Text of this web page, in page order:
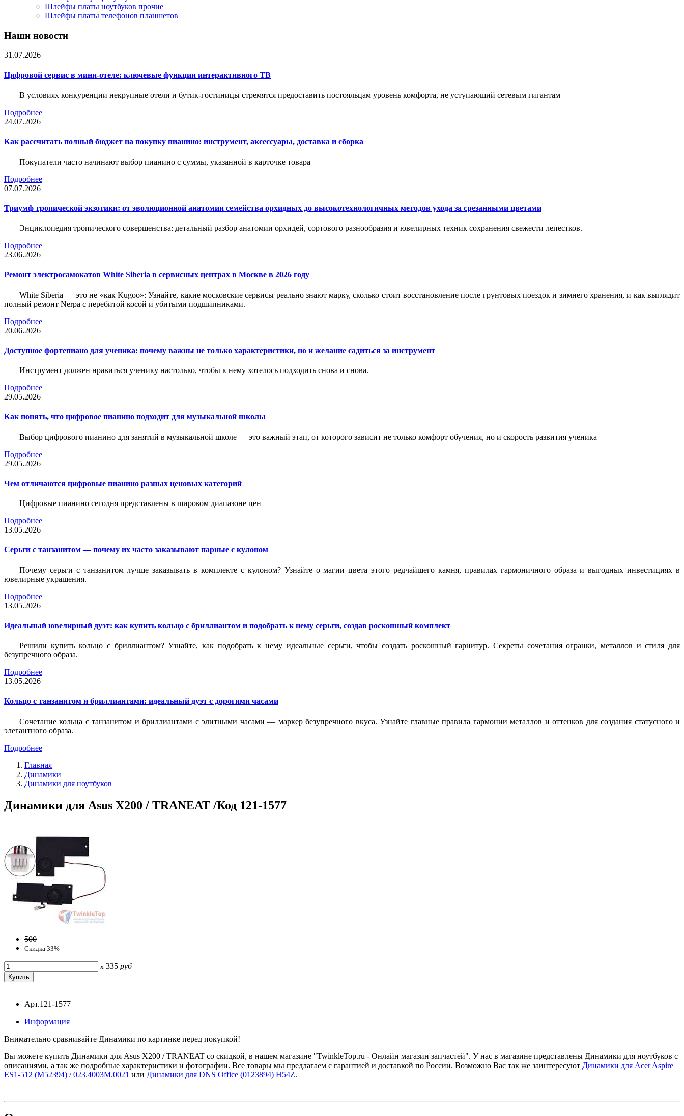
Шлейфы платы ноутбуков прочие
Шлейфы платы телефонов планшетов
Наши новости
31.07.2026
Цифровой сервис в мини-отеле: ключевые функции интерактивного ТВ
В условиях конкуренции некрупные отели и бутик-гостиницы стремятся предоставить постояльцам уровень комфорта, не уступающий сетевым гигантам
Подробнее
24.07.2026
Как рассчитать полный бюджет на покупку пианино: инструмент, аксессуары, доставка и сборка
Покупатели часто начинают выбор пианино с суммы, указанной в карточке товара
Подробнее
07.07.2026
Триумф тропической экзотики: от эволюционной анатомии семейства орхидных до высокотехнологичных методов ухода за срезанными цветами
Энциклопедия тропического совершенства: детальный разбор анатомии орхидей, сортового разнообразия и ювелирных техник сохранения свежести лепестков.
Подробнее
23.06.2026
Ремонт электросамокатов White Siberia в сервисных центрах в Москве в 2026 году
White Siberia — это не «как Kugoo»: Узнайте, какие московские сервисы реально знают марку, сколько стоит восстановление после грунтовых поездок и зимнего хранения, и как выглядит
полный ремонт Nerpa с перебитой косой и убитыми подшипниками.
Подробнее
20.06.2026
Доступное фортепиано для ученика: почему важны не только характеристики, но и желание садиться за инструмент
Инструмент должен нравиться ученику настолько, чтобы к нему хотелось подходить снова и снова.
Подробнее
29.05.2026
Как понять, что цифровое пианино подходит для музыкальной школы
Выбор цифрового пианино для занятий в музыкальной школе — это важный этап, от которого зависит не только комфорт обучения, но и скорость развития ученика
Подробнее
29.05.2026
Чем отличаются цифровые пианино разных ценовых категорий
Цифровые пианино сегодня представлены в широком диапазоне цен
Подробнее
13.05.2026
Серьги с танзанитом — почему их часто заказывают парные с кулоном
Почему серьги с танзанитом лучше заказывать в комплекте с кулоном? Узнайте о магии цвета этого редчайшего камня, правилах гармоничного образа и выгодных инвестициях в
ювелирные украшения.
Подробнее
13.05.2026
Идеальный ювелирный дуэт: как купить кольцо с бриллиантом и подобрать к нему серьги, создав роскошный комплект
Решили купить кольцо с бриллиантом? Узнайте, как подобрать к нему идеальные серьги, чтобы создать роскошный гарнитур. Секреты сочетания огранки, металлов и стиля для
безупречного образа.
Подробнее
13.05.2026
Кольцо с танзанитом и бриллиантами: идеальный дуэт с дорогими часами
Сочетание кольца с танзанитом и бриллиантами с элитными часами — маркер безупречного вкуса. Узнайте главные правила гармонии металлов и оттенков для создания статусного и
элегантного образа.
Подробнее
Главная
Динамики
Динамики для ноутбуков
Динамики для Asus X200 / TRANEAT /Код 121-1577
500
Скидка 33%
x 335 руб
Арт.121-1577
Информация
Внимательно сравнивайте Динамики по картинке перед покупкой!
Вы можете купить Динамики для Asus X200 / TRANEAT со скидкой, в нашем магазине "TwinkleTop.ru - Онлайн магазин запчастей". У нас в магазине представлены Динамики для ноутбуков с
описаниями, а так же подробные характеристики и фотографии. Все товары мы предлагаем с гарантией и доставкой по России. Возможно Вас так же заинтересуют Динамики для Acer Aspire
ES1-512 (M52394) / 023.4003M.0021 или Динамики для DNS Office (0123894) H54Z.